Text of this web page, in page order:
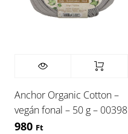
Anchor Organic Cotton –
vegán fonal – 50 g – 00398
980 Ft